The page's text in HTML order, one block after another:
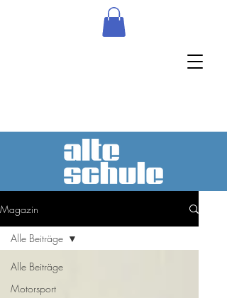
Magazin
Alle Beiträge
Motorsport
Alle Beiträge